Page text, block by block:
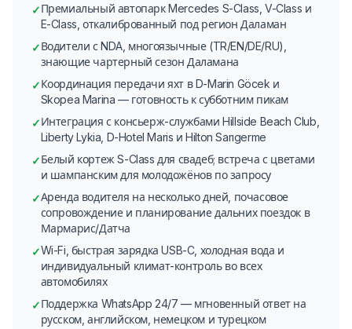
✓Премиальный автопарк Mercedes S-Class, V-Class и
E-Class, откалиброванный под регион Даламан
✓Водители с NDA, многоязычные (TR/EN/DE/RU),
знающие чартерный сезон Даламана
✓Координация передачи яхт в D-Marin Göcek и
Skopea Marina — готовность к субботним пикам
✓Интеграция с консьерж-службами Hillside Beach Club,
Liberty Lykia, D-Hotel Maris и Hilton Sarıgerme
✓Белый кортеж S-Class для свадеб; встреча с цветами
и шампанским для молодожёнов по запросу
✓Аренда водителя на несколько дней, почасовое
сопровождение и планирование дальних поездок в
Мармарис/Датча
✓Wi-Fi, быстрая зарядка USB-C, холодная вода и
индивидуальный климат-контроль во всех
автомобилях
✓Поддержка WhatsApp 24/7 — мгновенный ответ на
русском, английском, немецком и турецком